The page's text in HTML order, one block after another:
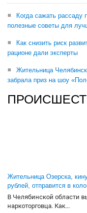
Когда сажать рассаду
полезные советы для
Как снизить риск
рационе дали эксперты
Жительница
забрала приз на шоу
Жительница Озерска,
рублей, отправится в
В Челябинской области
наркоторговца. Как...